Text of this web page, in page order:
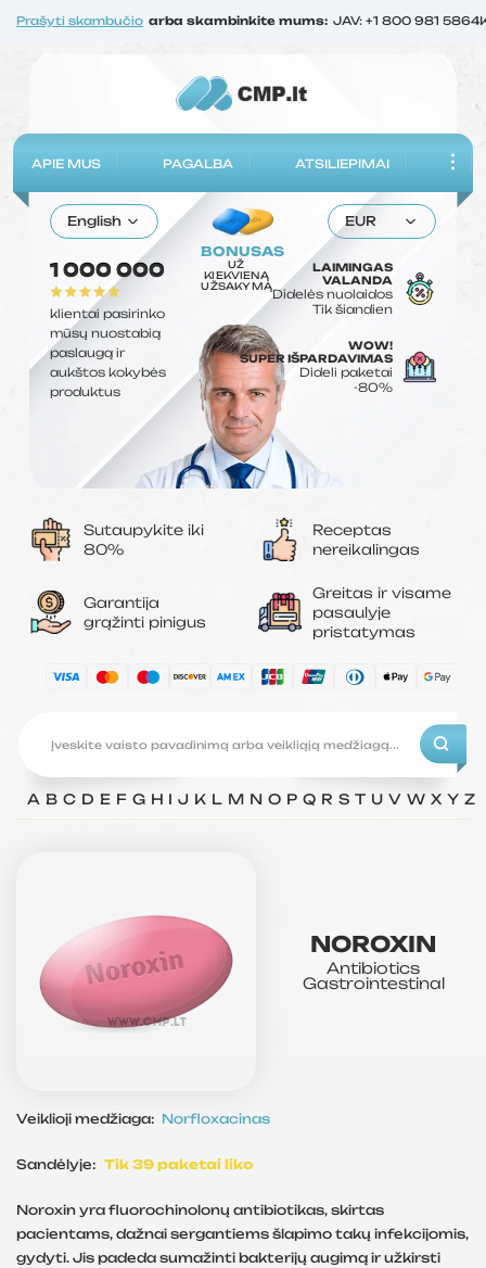
Prašyti skambučio arba skambinkite mums: JAV: +1 800 981 5864
APIE MUS PAGALBA ATSILIEPIMAI
BONUSAS
UŽ
KIEKVIENĄ
UŽSAKYMĄ
English EUR
1 000 000
klientai pasirinko
mūsų nuostabią
paslaugą ir
aukštos kokybės
produktus
LAIMINGAS
VALANDA
Didelės nuolaidos
Tik šiandien
WOW!
SUPER IŠPARDAVIMAS
Dideli paketai
-80%
Sutaupykite iki
80%
Receptas
nereikalingas
Garantija
grąžinti pinigus
Greitas ir visame
pasaulyje
pristatymas
A B C D E F G H I J K L M N O P Q R S T U V W X Y Z
NOROXIN
Antibiotics
Gastrointestinal
Veiklioji medžiaga: Norfloxacinas
Sandėlyje: Tik 39 paketai liko
Noroxin yra fluorochinolonų antibiotikas, skirtas
pacientams, dažnai sergantiems šlapimo takų infekcijomis,
gydyti. Jis padeda sumažinti bakterijų augimą ir užkirsti